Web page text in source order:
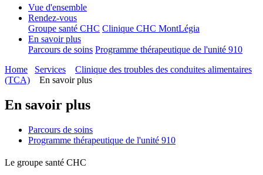
Vue d'ensemble
Rendez-vous
Groupe santé CHC Clinique CHC MontLégia
En savoir plus
Parcours de soins Programme thérapeutique de l'unité 910
Home
Services
Clinique des troubles des conduites alimentaires
(TCA)
En savoir plus
En savoir plus
Parcours de soins
Programme thérapeutique de l'unité 910
Le groupe santé CHC